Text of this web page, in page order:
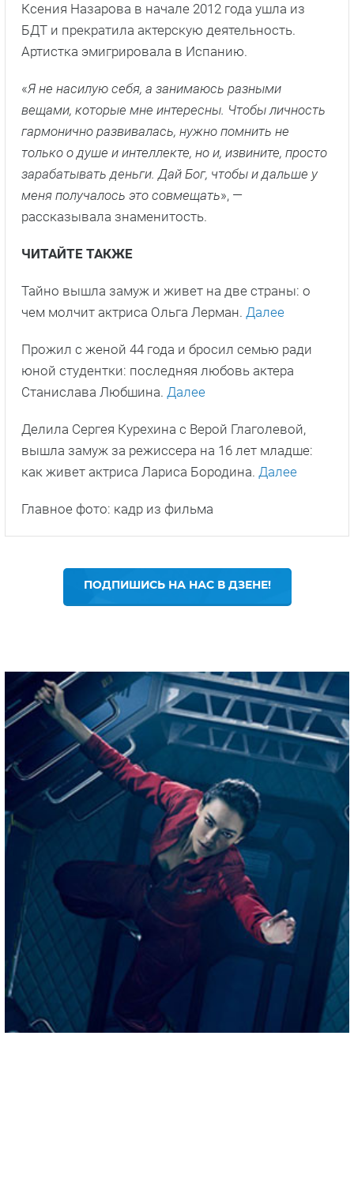
Ксения Назарова в начале 2012 года ушла из
БДТ и прекратила актерскую деятельность.
Артистка эмигрировала в Испанию.
«Я не насилую себя, а занимаюсь разными
вещами, которые мне интересны. Чтобы личность
гармонично развивалась, нужно помнить не
только о душе и интеллекте, но и, извините, просто
зарабатывать деньги. Дай Бог, чтобы и дальше у
меня получалось это совмещать», —
рассказывала знаменитость.
ЧИТАЙТЕ ТАКЖЕ
Тайно вышла замуж и живет на две страны: о
чем молчит актриса Ольга Лерман. Далее
Прожил с женой 44 года и бросил семью ради
юной студентки: последняя любовь актера
Станислава Любшина. Далее
Делила Сергея Курехина с Верой Глаголевой,
вышла замуж за режиссера на 16 лет младше:
как живет актриса Лариса Бородина. Далее
Главное фото: кадр из фильма
ПОДПИШИСЬ НА НАС В ДЗЕНЕ!